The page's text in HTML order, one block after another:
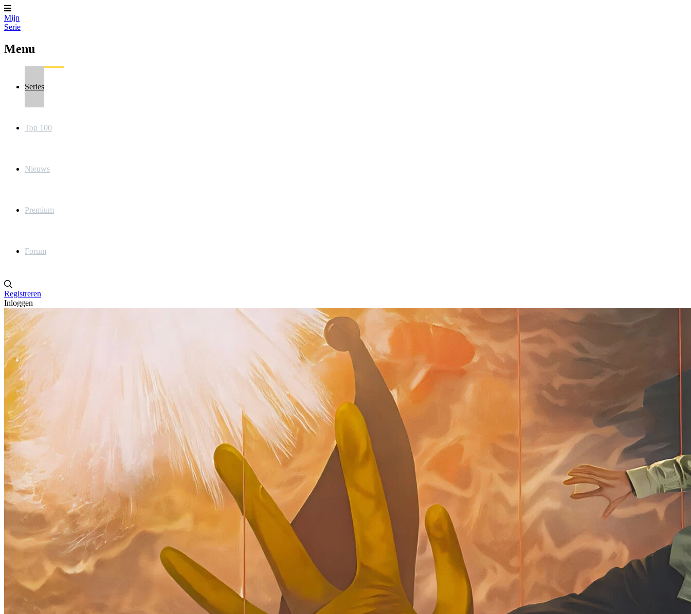
Mijn
Serie
Menu
Series
Top 100
Nieuws
Premium
Forum
Registreren
Inloggen